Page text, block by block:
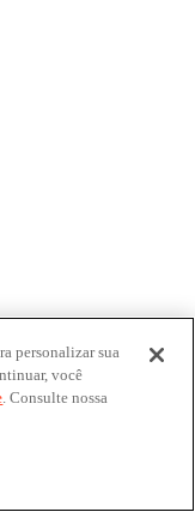
personalizar sua
você
. Consulte nossa